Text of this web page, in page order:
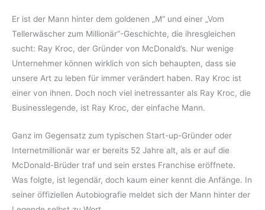
Er ist der Mann hinter dem goldenen „M“ und einer „Vom
Tellerwäscher zum Millionär“-Geschichte, die ihresgleichen
sucht: Ray Kroc, der Gründer von McDonald’s. Nur wenige
Unternehmer können wirklich von sich behaupten, dass sie
unsere Art zu leben für immer verändert haben. Ray Kroc ist
einer von ihnen. Doch noch viel inetressanter als Ray Kroc, die
Businesslegende, ist Ray Kroc, der einfache Mann.
Ganz im Gegensatz zum typischen Start-up-Gründer oder
Internetmillionär war er bereits 52 Jahre alt, als er auf die
McDonald-Brüder traf und sein erstes Franchise eröffnete.
Was folgte, ist legendär, doch kaum einer kennt die Anfänge. In
seiner öffiziellen Autobiografie meldet sich der Mann hinter der